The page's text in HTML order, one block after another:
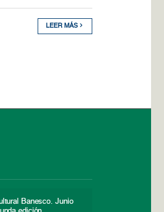
LEER MÁS
Banesco. Junio